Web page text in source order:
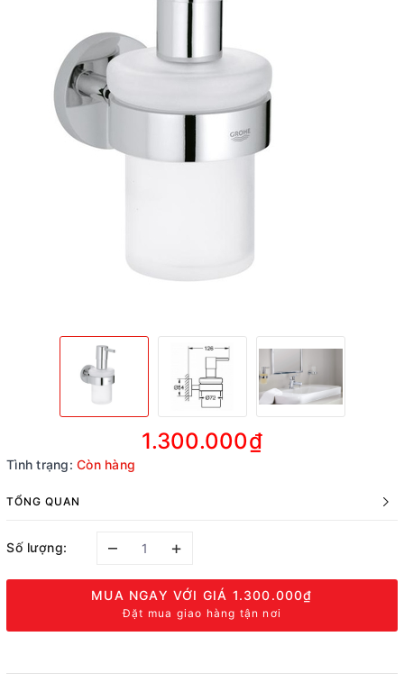
1.300.000₫
Tình trạng: Còn hàng
TỔNG QUAN
Số lượng: – +
MUA NGAY VỚI GIÁ 1.300.000₫
Đặt mua giao hàng tận nơi